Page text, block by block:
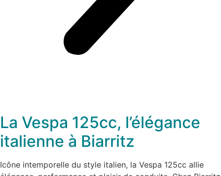
La Vespa 125cc, l’élégance
italienne à Biarritz
Icône intemporelle du style italien, la Vespa 125cc allie